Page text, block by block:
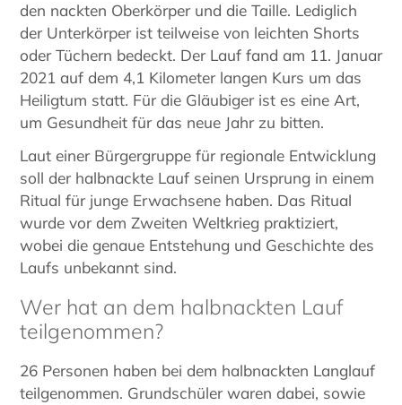
den nackten Oberkörper und die Taille. Lediglich
der Unterkörper ist teilweise von leichten Shorts
oder Tüchern bedeckt. Der Lauf fand am 11. Januar
2021 auf dem 4,1 Kilometer langen Kurs um das
Heiligtum statt. Für die Gläubiger ist es eine Art,
um Gesundheit für das neue Jahr zu bitten.
Laut einer Bürgergruppe für regionale Entwicklung
soll der halbnackte Lauf seinen Ursprung in einem
Ritual für junge Erwachsene haben. Das Ritual
wurde vor dem Zweiten Weltkrieg praktiziert,
wobei die genaue Entstehung und Geschichte des
Laufs unbekannt sind.
Wer hat an dem halbnackten Lauf
teilgenommen?
26 Personen haben bei dem halbnackten Langlauf
teilgenommen. Grundschüler waren dabei, sowie